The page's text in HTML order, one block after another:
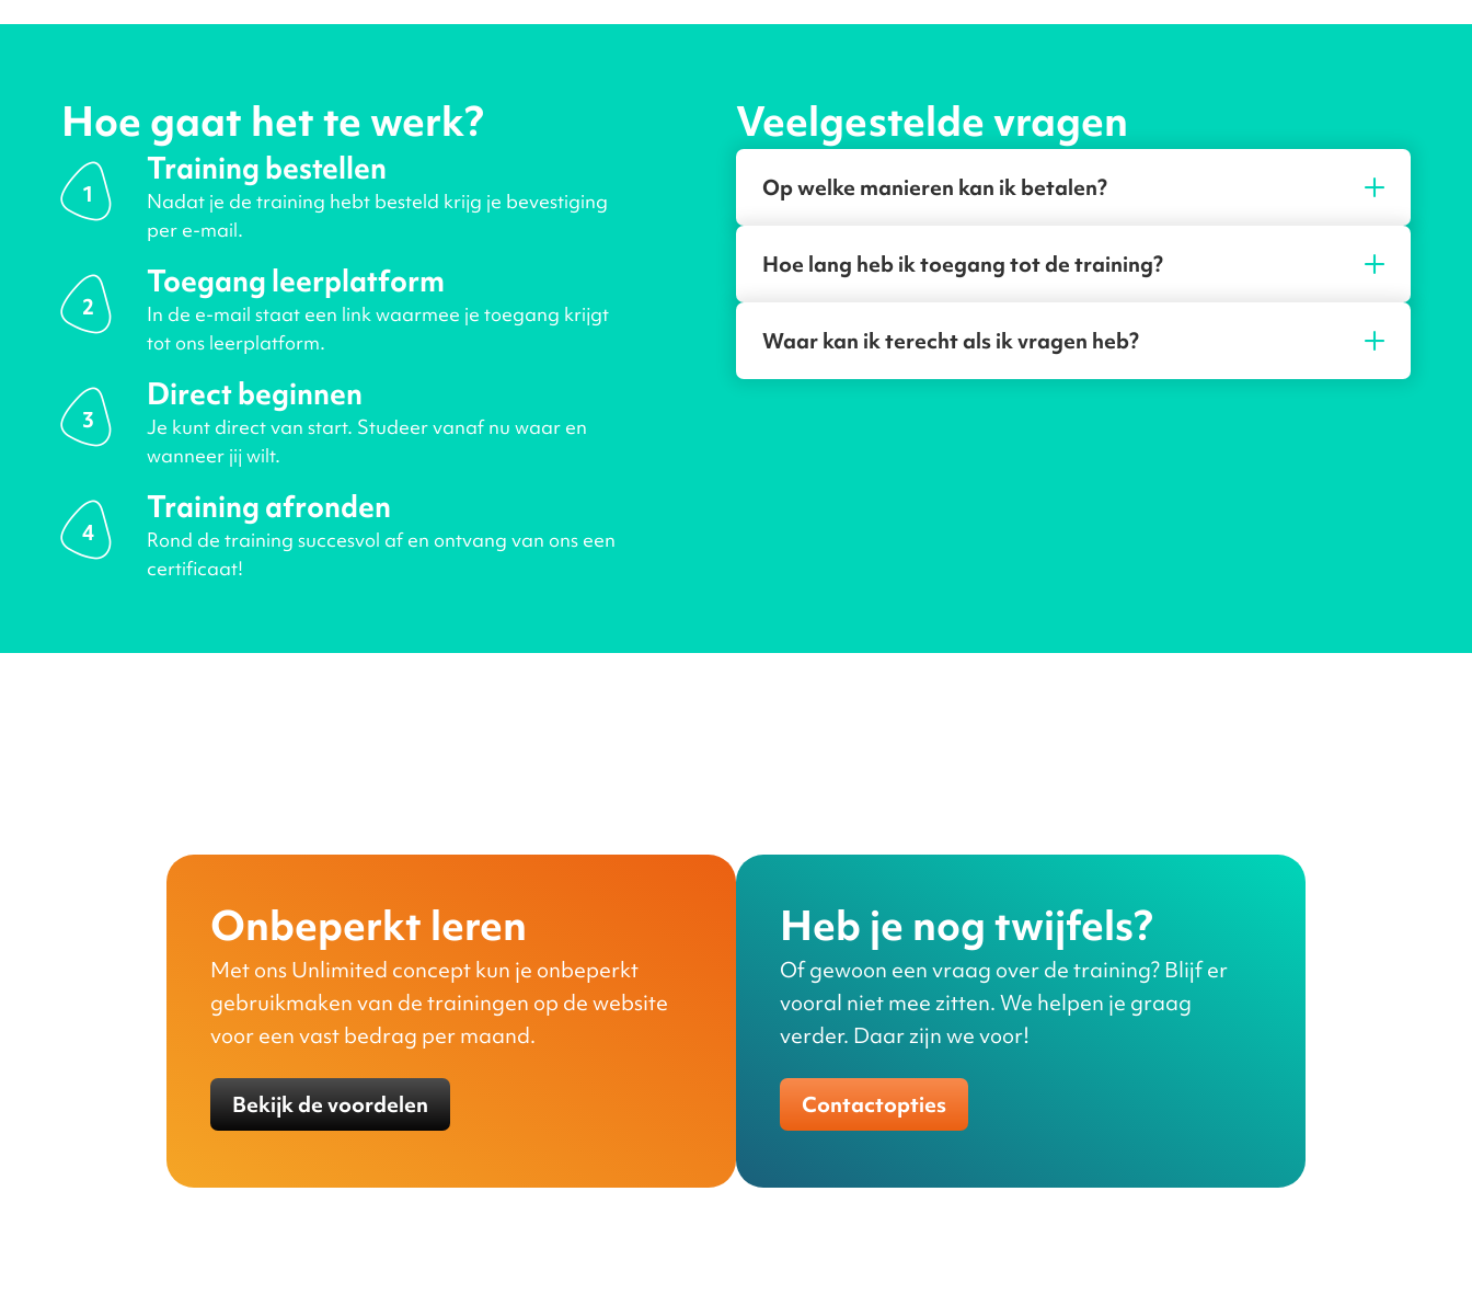
Hoe gaat het te werk?
1
Training bestellen
Nadat je de training hebt besteld krijg je bevestiging
per e-mail.
2
Toegang leerplatform
In de e-mail staat een link waarmee je toegang krijgt
tot ons leerplatform.
3
Direct beginnen
Je kunt direct van start. Studeer vanaf nu waar en
wanneer jij wilt.
4
Training afronden
Rond de training succesvol af en ontvang van ons een
certificaat!
Veelgestelde vragen
Op welke manieren kan ik betalen?
Hoe lang heb ik toegang tot de training?
Waar kan ik terecht als ik vragen heb?
Onbeperkt leren
Met ons Unlimited concept kun je onbeperkt
gebruikmaken van de trainingen op de website
voor een vast bedrag per maand.
Bekijk de voordelen
Heb je nog twijfels?
Of gewoon een vraag over de training? Blijf er
vooral niet mee zitten. We helpen je graag
verder. Daar zijn we voor!
Contactopties